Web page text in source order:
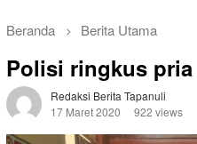
Beranda Berita Utama
Polisi ringkus
Redaksi Berita Tapanuli
17 Maret 2020
922 views